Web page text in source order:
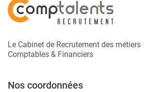
Le Cabinet de Recrutement des métiers
Comptables & Financiers
Nos coordonnées